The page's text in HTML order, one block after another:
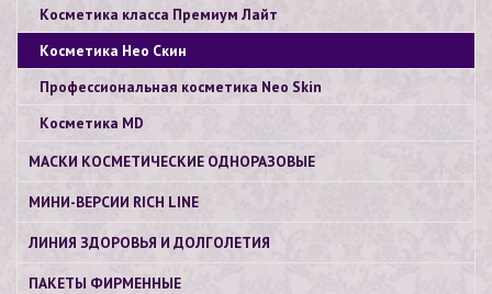
Косметика класса Премиум Лайт
Косметика Нео Скин
Профессиональная косметика Neo Skin
Косметика МD
МАСКИ КОСМЕТИЧЕСКИЕ ОДНОРАЗОВЫЕ
МИНИ-ВЕРСИИ RICH LINE
ЛИНИЯ ЗДОРОВЬЯ И ДОЛГОЛЕТИЯ
ПАКЕТЫ ФИРМЕННЫЕ